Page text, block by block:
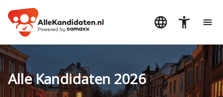
Alle Kandidaten 2026